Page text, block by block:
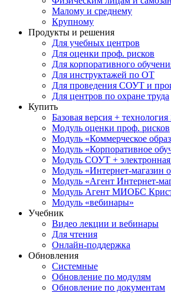
Малому и среднему
Крупному
Продукты и решения
Для учебных центров
Для оценки проф. рисков
Для корпоративного
Для инструктажей по ОТ
Для проведения СОУТ и
Для центров по охране труда
Купить
Базовая версия + технология
Модуль оценки проф. рисков
Модуль «Коммерческое
Модуль «Корпоративное
Модуль СОУТ + электронная
Модуль «Интернет-магазин
Модуль «Агент Интернет-
Модуль Агент МИОБС
Модуль «вебинары»
Учебник
Видео лекции и вебинары
Для чтения
Онлайн-поддержка
Обновления
Системные
Обновление по модулям
Обновление по документам